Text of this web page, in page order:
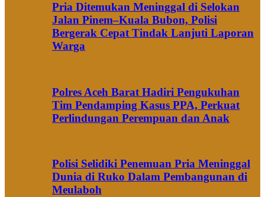
Pria Ditemukan Meninggal di Selokan
Jalan Pinem–Kuala Bubon, Polisi
Bergerak Cepat Tindak Lanjuti Laporan
Warga
Polres Aceh Barat Hadiri Pengukuhan
Tim Pendamping Kasus PPA, Perkuat
Perlindungan Perempuan dan Anak
Polisi Selidiki Penemuan Pria Meninggal
Dunia di Ruko Dalam Pembangunan di
Meulaboh